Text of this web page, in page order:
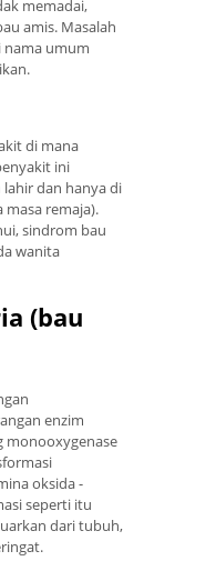
memadai,
amis. Masalah
nama umum
di mana
ini
dan hanya di
masa remaja).
sindrom bau
wanita
(bau
enzim
monooxygenase
oksida -
seperti itu
dari tubuh,